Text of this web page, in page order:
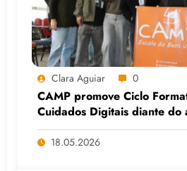
Clara Aguiar 0
CAMP promove Ciclo
Cuidados Digitais diante do
Big Techs e da IA
18.05.2026